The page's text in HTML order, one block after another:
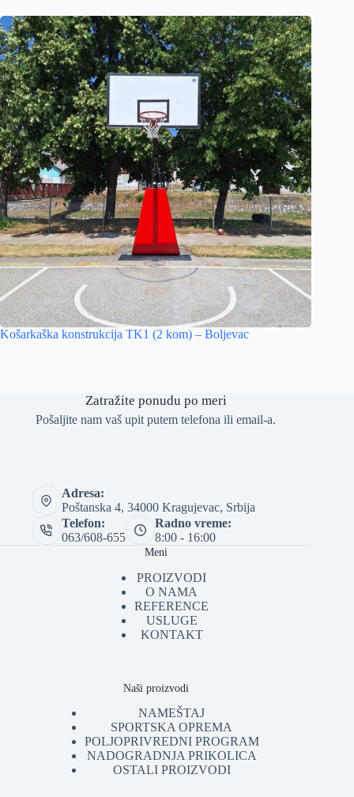
Košarkaška konstrukcija TK1 (2 kom) – Boljevac
Zatražite ponudu po meri
Pošaljite nam vaš upit putem telefona ili email-a.
Adresa:
Poštanska 4, 34000 Kragujevac, Srbija
Telefon:
063/608-655
Radno vreme:
8:00 - 16:00
Meni
PROIZVODI
O NAMA
REFERENCE
USLUGE
KONTAKT
Naši proizvodi
NAMEŠTAJ
SPORTSKA OPREMA
POLJOPRIVREDNI PROGRAM
NADOGRADNJA PRIKOLICA
OSTALI PROIZVODI